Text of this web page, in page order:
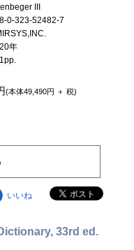
III
0-323-52482-7
年
(本体49,490円 ＋ 税)
いいね
33rd ed.